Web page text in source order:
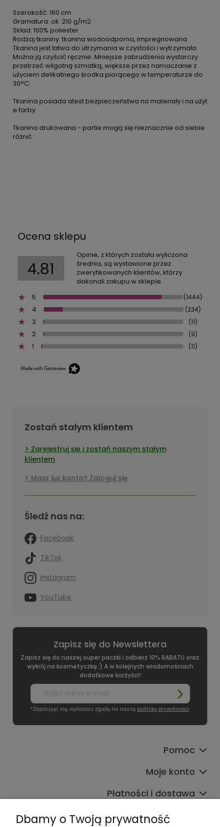
Szerokość: 160 cm
Gramatura: ok. 210 g/m2
Skład: 100% poliester
Rodzaj tkaniny: tkanina wodoodporna, impregnowana
Tkanina jest łatwa do utrzymania w czystości i wytrzymała.
Można ją czyścić ręcznie. Mniejsze zabrudzenia wystarczy
przetrzeć wilgotną szmatką, większe przez namaczanie z
użyciem delikatnego środka piorącego w temperaturze do
30°C.
Tkanina posiada atest bezpieczeństwa na materiały i na użyt
e farby.
Tkanina drukowana - partie mogą się nieznacznie od siebie
różnić.
Ocena sklepu
4.81
Opinie, z których została wyliczona
średnia, są wystawione przez
zweryfikowanych klientów, którzy
dokonali zakupu w sklepie.
5
(1444)
4 (234)
3 (11)
2 (9)
1 (11)
Zostań stałym klientem
Zarejestruj się i zostań naszym stałym
klientem
Masz już konto? Zaloguj się
Śledź nas na:
Facebook
TikTok
Instagram
YouTube
Zapisz się do Newslettera
Zapisz się do naszej super paczki i odbierz 10% RABATU oraz
wykrój na kosmetyczkę :) A w kolejnych wiadomościach
dodatkowe korzyści!
*Zapisując się, wyrażasz zgodę na naszą politykę prywatności.
Pomoc
Moje konto
Płatności i dostawa
Informacje
Dbamy o Twoją prywatność